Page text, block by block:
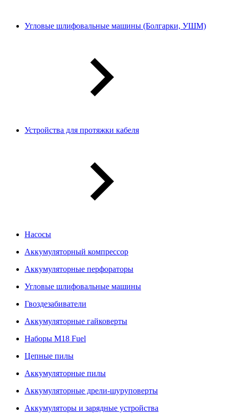
Угловые шлифовальные машины (Болгарки, УШМ)
Устройства для протяжки кабеля
Насосы
Аккумуляторный компрессор
Аккумуляторные перфораторы
Угловые шлифовальные машины
Гвоздезабиватели
Аккумуляторные гайковерты
Наборы M18 Fuel
Цепные пилы
Аккумуляторные пилы
Аккумуляторные дрели-шуруповерты
Аккумуляторы и зарядные устройства